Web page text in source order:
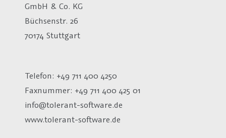
GmbH & Co. KG
Büchsenstr. 26
70174 Stuttgart
Telefon: +49 711 400 4250
Faxnummer: +49 711 400 425 01
info@tolerant-software.de
www.tolerant-software.de